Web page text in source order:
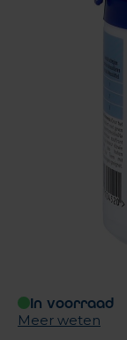
In voorraad
Meer weten